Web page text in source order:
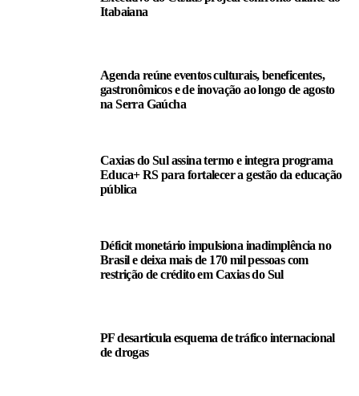
Itabaiana
Agenda reúne eventos culturais, beneficentes,
gastronômicos e de inovação ao longo de agosto
na Serra Gaúcha
Caxias do Sul assina termo e integra programa
Educa+ RS para fortalecer a gestão da educação
pública
Déficit monetário impulsiona inadimplência no
Brasil e deixa mais de 170 mil pessoas com
restrição de crédito em Caxias do Sul
PF desarticula esquema de tráfico internacional
de drogas